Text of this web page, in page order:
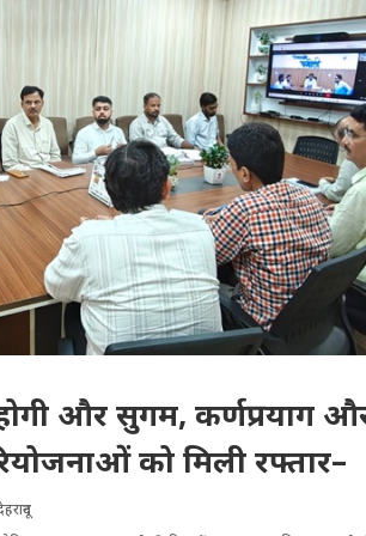
होगी और सुगम, कर्णप्रयाग
को मिली रफ्तार–